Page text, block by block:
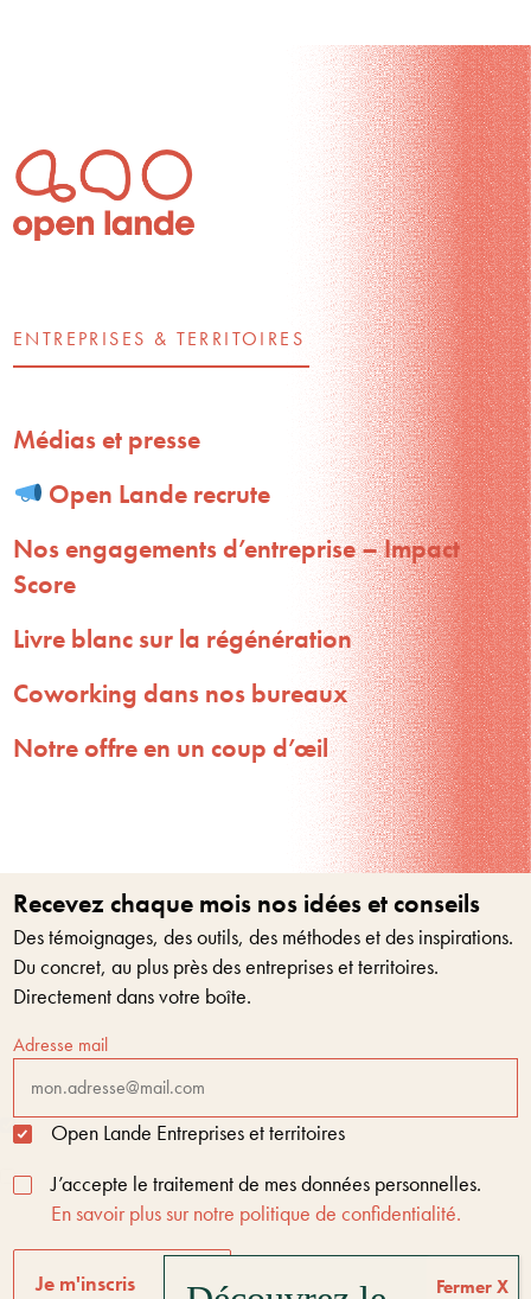
ENTREPRISES & TERRITOIRES
Médias et presse
Open Lande recrute
Nos engagements d’entreprise – Impact
Score
Livre blanc sur la régénération
Coworking dans nos bureaux
Notre offre en un coup d’œil
Recevez chaque mois nos idées et conseils
Des témoignages, des outils, des méthodes et des inspirations.
Du concret, au plus près des entreprises et territoires.
Directement dans votre boîte.
Adresse mail
Open Lande Entreprises et territoires
J’accepte le traitement de mes données personnelles.
En savoir plus sur notre politique de confidentialité.
Je m'inscris